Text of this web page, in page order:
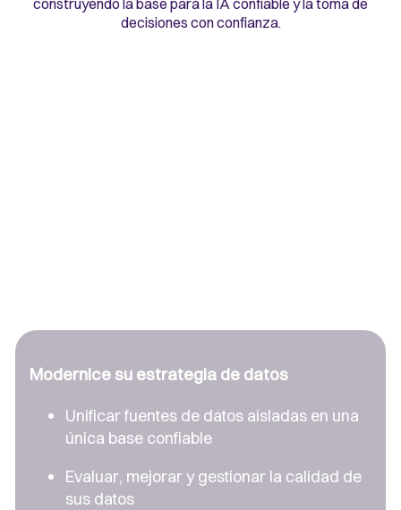
decisiones con confianza.
Modernice su estrategia de datos
Unificar fuentes de datos aisladas en una
única base confiable
Evaluar, mejorar y gestionar la calidad de
sus datos